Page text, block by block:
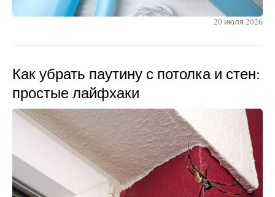
20 июля 2026
Как убрать паутину с потолка и стен:
простые лайфхаки